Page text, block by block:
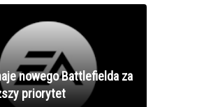
nowego Battlefielda za
priorytet